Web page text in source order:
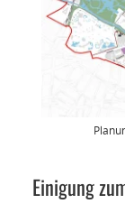
KONTAKT
Einigung